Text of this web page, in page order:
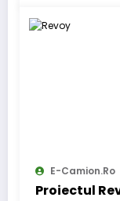
E-Camion.ro
Proiectul